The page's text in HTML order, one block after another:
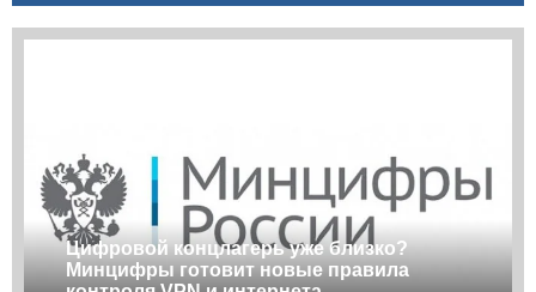
Цифровой концлагерь уже близко?
Минцифры готовит новые правила